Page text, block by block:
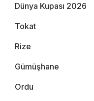
Dünya Kupası 2026
Tokat
Rize
Gümüşhane
Ordu